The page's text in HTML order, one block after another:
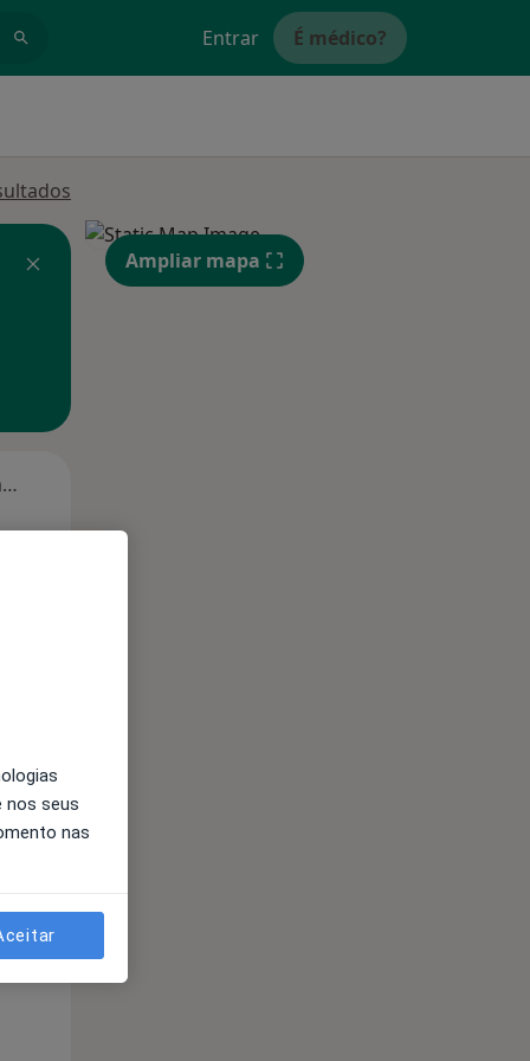
Entrar É médico?
Segunda-feira
Ampliar mapa
nos seus
nas